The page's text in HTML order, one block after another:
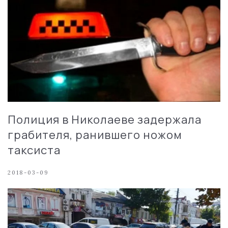
Полиция в Николаеве задержала
грабителя, ранившего ножом
таксиста
2018-03-09